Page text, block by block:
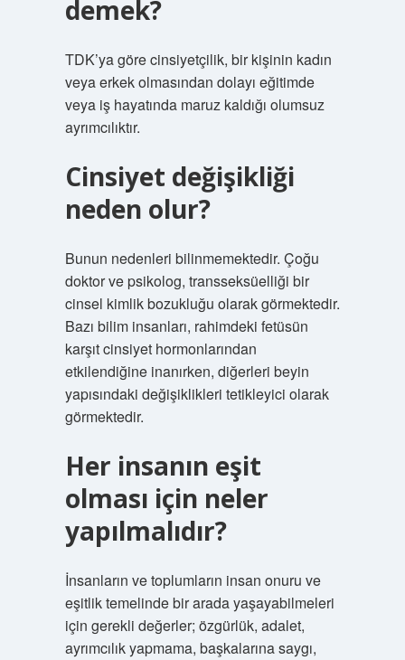
demek?
TDK’ya göre cinsiyetçilik, bir kişinin kadın
veya erkek olmasından dolayı eğitimde
veya iş hayatında maruz kaldığı olumsuz
ayrımcılıktır.
Cinsiyet değişikliği
neden olur?
Bunun nedenleri bilinmemektedir. Çoğu
doktor ve psikolog, transseksüelliği bir
cinsel kimlik bozukluğu olarak görmektedir.
Bazı bilim insanları, rahimdeki fetüsün
karşıt cinsiyet hormonlarından
etkilendiğine inanırken, diğerleri beyin
yapısındaki değişiklikleri tetikleyici olarak
görmektedir.
Her insanın eşit
olması için neler
yapılmalıdır?
İnsanların ve toplumların insan onuru ve
eşitlik temelinde bir arada yaşayabilmeleri
için gerekli değerler; özgürlük, adalet,
ayrımcılık yapmama, başkalarına saygı,